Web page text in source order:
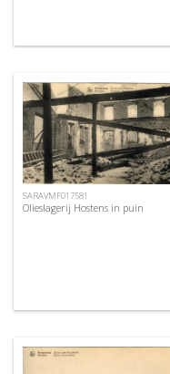
SARAVMF017581
Olieslagerij Hostens in puin